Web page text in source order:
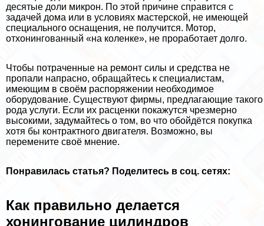
десятые доли микрон. По этой причине справится с
задачей дома или в условиях мастерской, не имеющей
специального оснащения, не получится. Мотор,
отхонингованный «на коленке», не проработает долго.
Чтобы потраченные на ремонт силы и средства не
пропали напрасно, обращайтесь к специалистам,
имеющим в своём распоряжении необходимое
оборудование. Существуют фирмы, предлагающие такого
рода услуги. Если их расценки покажутся чрезмерно
высокими, задумайтесь о том, во что обойдётся покупка
хотя бы контpaктного двигателя. Возможно, вы
перемените своё мнение.
Понравилась статья? Поделитесь в соц. сетях:
Как правильно делается
хонингование цилиндров